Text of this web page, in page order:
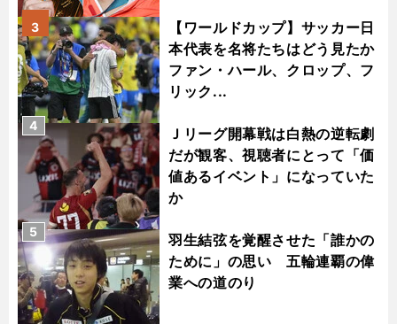
【ワールドカップ】サッカー日
本代表を名将たちはどう見たか
ファン・ハール、クロップ、フ
リック...
3
Ｊリーグ開幕戦は白熱の逆転劇
だが観客、視聴者にとって「価
値あるイベント」になっていた
か
4
羽生結弦を覚醒させた「誰かの
ために」の思い 五輪連覇の偉
業への道のり
5